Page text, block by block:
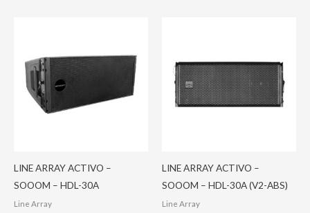
LINE ARRAY ACTIVO –
SOOOM – HDL-30A
Line Array
LINE ARRAY ACTIVO –
SOOOM – HDL-30A (V2-ABS)
Line Array